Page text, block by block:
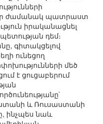
ժամանակ պատրաստ
իրականացնել
դեմ։
գիտակցելով
ունեցող
մեծ
է ցուցաբերում
և Ռուսաստանի
ինչպես նաև